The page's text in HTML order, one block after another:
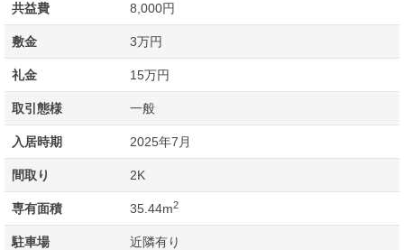
共益費 8,000円
敷金 3万円
礼金 15万円
取引態様 一般
入居時期 2025年7月
間取り 2K
専有面積 35.44m2
駐車場 近隣有り